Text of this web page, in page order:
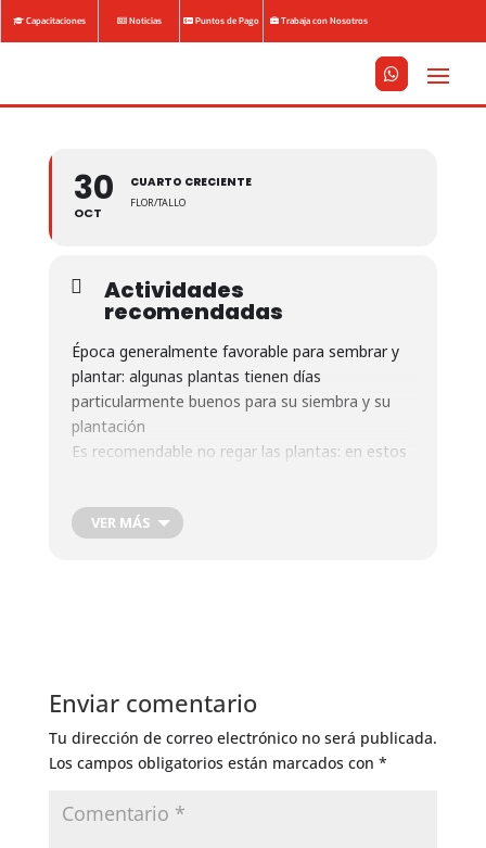
Capacitaciones Noticias Puntos de Pago Trabaja con Nosotros



30
OCT
CUARTO CRECIENTE
FLOR/TALLO
Actividades
recomendadas
Época generalmente favorable para sembrar y
plantar: algunas plantas tienen días
particularmente buenos para su siembra y su
plantación
Es recomendable no regar las plantas: en estos
Época adecuada para eliminar y arrancar malas
VER MÁS
Enviar comentario
Tu dirección de correo electrónico no será publicada.
Los campos obligatorios están marcados con *